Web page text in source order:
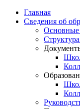
Главная
Сведения об
Основные